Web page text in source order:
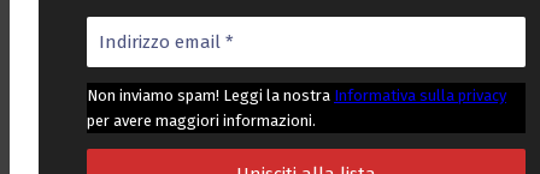
Non inviamo spam! Leggi la nostra Informativa sulla privacy
per avere maggiori informazioni.